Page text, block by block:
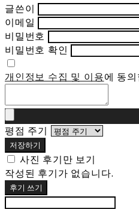
글쓴이
이메일
비밀번호
비밀번호 확인
개인정보 수집 및 이용에 동
평점 주기
저장하기
사진 후기만 보기
작성된 후기가 없습니다.
후기 쓰기